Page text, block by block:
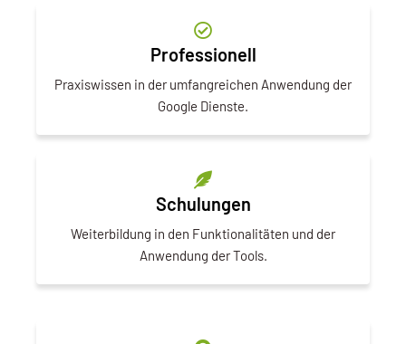
Professionell
Praxiswissen in der umfangreichen Anwendung der
Google Dienste.
Schulungen
Weiterbildung in den Funktionalitäten und der
Anwendung der Tools.